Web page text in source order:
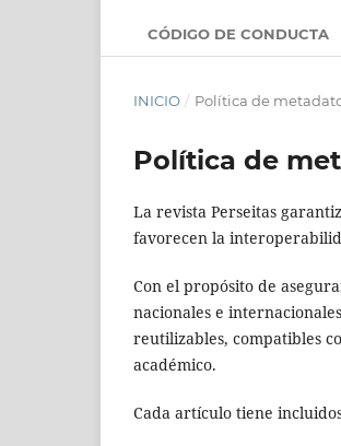
CÓDIGO DE CONDUCTA
INICIO / Política de
Política de
La revista Perseitas
favorecen la
Con el propósito de
nacionales e
reutilizables, compatibles
académico.
Cada artículo tiene